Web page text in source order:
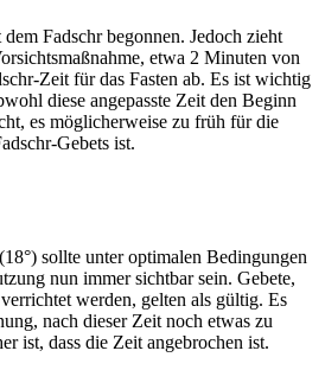
Fadschr begonnen. Jedoch zieht
etwa 2 Minuten von
Zeit für das Fasten ab. Es ist wichtig
diese angepasste Zeit den Beginn
es möglicherweise zu früh für die
Gebets ist.
sollte unter optimalen Bedingungen
nun immer sichtbar sein. Gebete,
werden, gelten als gültig. Es
nach dieser Zeit noch etwas zu
ist, dass die Zeit angebrochen ist.